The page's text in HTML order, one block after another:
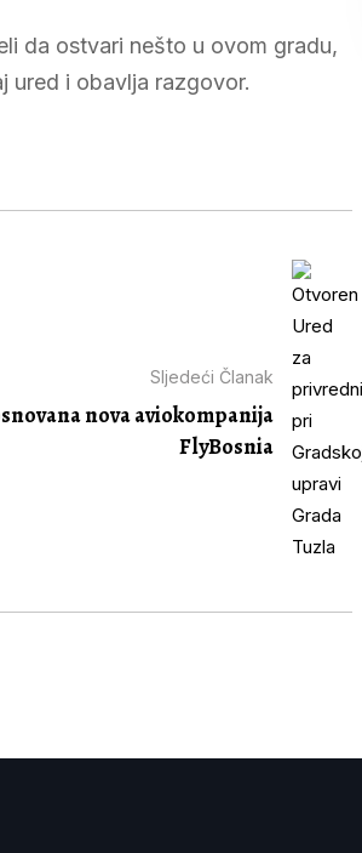
da ostvari nešto u ovom gradu,
ured i obavlja razgovor.
Sljedeći Članak
nova aviokompanija
FlyBosnia